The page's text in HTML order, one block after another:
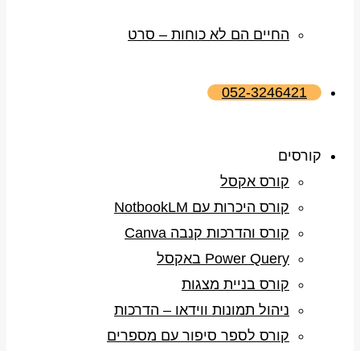
החיים הם לא כוחות – סרט
052-3246421
קורסים
קורס אקסל
קורס היכרות עם NotbookLM
קורס והדרכות קנבה Canva
Power Query באקסל
קורס בניית מצגות
ניהול תמונות ווידאו – הדרכות
קורס לספר סיפור עם מספרים